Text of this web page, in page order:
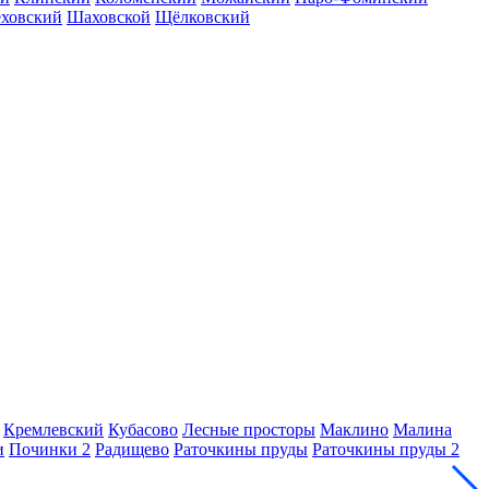
Шаховской Щёлковский
Кремлевский Кубасово Лесные просторы Маклино Малина
Починки 2 Радищево Раточкины пруды Раточкины пруды 2